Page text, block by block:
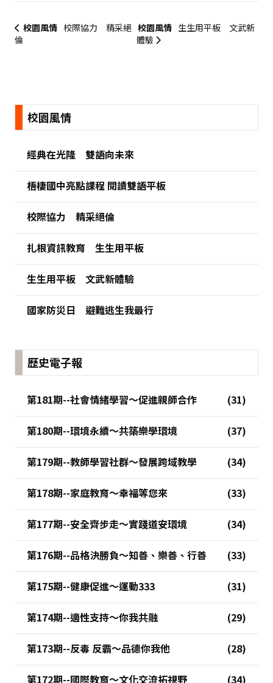
校園風情 校際協力 精采絕
倫
校園風情 生生用平板 文武新
體驗
:::校園風情
經典在光隆 雙語向未來
梧棲國中亮點課程 閱讀雙語平板
校際協力 精采絕倫
扎根資訊教育 生生用平板
生生用平板 文武新體驗
國家防災日 避難逃生我最行
歷史電子報
第181期--社會情緒學習～促進親師合作
第180期--環境永續～共築樂學環境
第179期--教師學習社群～發展跨域教學
第178期--家庭教育～幸福等您來
第177期--安全齊步走～實踐道安環境
第176期--品格決勝負～知善、樂善、行善
第175期--健康促進～運動333
第174期--適性支持～你我共融
第173期--反毒 反霸～品德你我他
第172期--國際教育～文化交流拓視野